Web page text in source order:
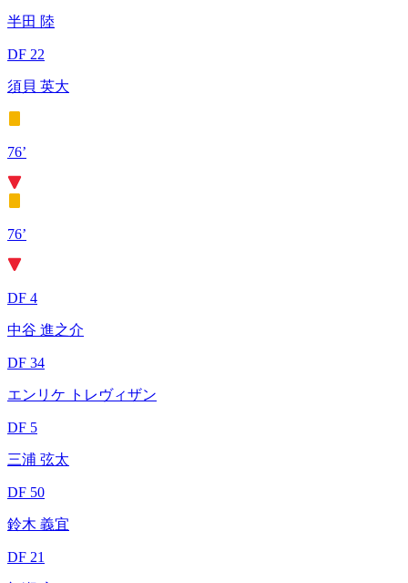
半田 陸
DF 22
須貝 英大
76’
76’
DF 4
中谷 進之介
DF 34
エンリケ トレヴィザン
DF 5
三浦 弦太
DF 50
鈴木 義宜
DF 21